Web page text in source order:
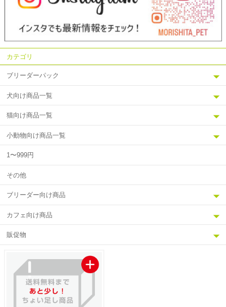
カテゴリ
ブリーダーパック
犬向け商品一覧
猫向け商品一覧
小動物向け商品一覧
1〜999円
その他
ブリーダー向け商品
カフェ向け商品
販促物